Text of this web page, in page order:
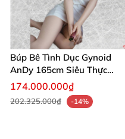
Búp Bê Tình Dục Gynoid
AnDy 165cm Siêu Thực
99% Mẫu Mới 2025 Phân
Phối Chính Hãng
174.000.000₫
202.325.000₫ -14%